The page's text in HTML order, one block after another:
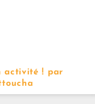
activité ! par